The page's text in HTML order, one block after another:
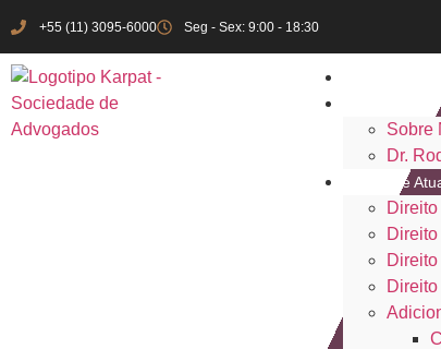
+55 (11) 3095-6000 Seg - Sex: 9:00 - 18:30
Sobre
Dr.
Áreas de
Direito